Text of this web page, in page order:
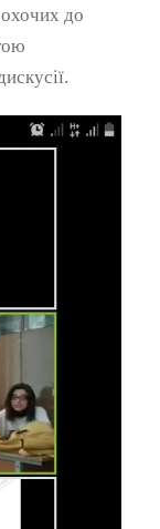
охочих до